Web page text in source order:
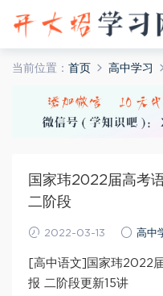
当前位置： 首页 高中学习
国家玮2022届高考
二阶段
2022-03-13 高中
[高中语文]国家玮2022
报 二阶段更新15讲